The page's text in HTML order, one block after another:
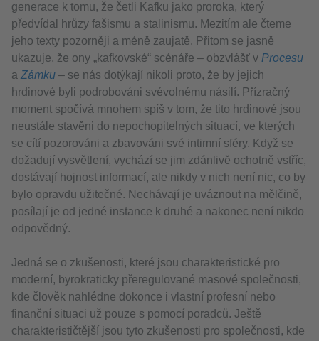
generace k tomu, že četli Kafku jako proroka, který
předvídal hrůzy fašismu a stalinismu. Mezitím ale čteme
jeho texty pozorněji a méně zaujatě. Přitom se jasně
ukazuje, že ony „kafkovské“ scénáře – obzvlášť v Procesu
a Zámku – se nás dotýkají nikoli proto, že by jejich
hrdinové byli podrobováni svévolnému násilí. Přízračný
moment spočívá mnohem spíš v tom, že tito hrdinové jsou
neustále stavěni do nepochopitelných situací, ve kterých
se cítí pozorováni a zbavováni své intimní sféry. Když se
dožadují vysvětlení, vychází se jim zdánlivě ochotně vstříc,
dostávají hojnost informací, ale nikdy v nich není nic, co by
bylo opravdu užitečné. Nechávají je uváznout na mělčině,
posílají je od jedné instance k druhé a nakonec není nikdo
odpovědný.
Jedná se o zkušenosti, které jsou charakteristické pro
moderní, byrokraticky přeregulované masové společnosti,
kde člověk nahlédne dokonce i vlastní profesní nebo
finanční situaci už pouze s pomocí poradců. Ještě
charakterističtější jsou tyto zkušenosti pro společnosti, kde